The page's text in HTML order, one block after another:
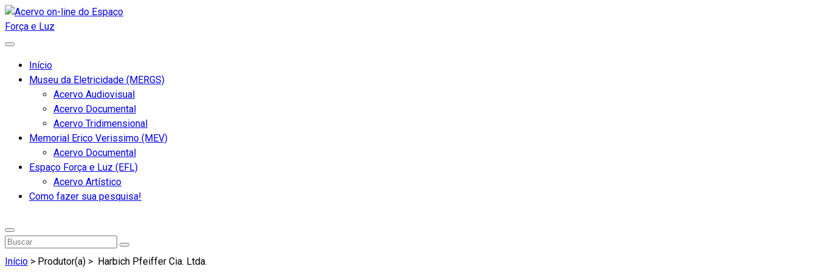
Início
Museu da Eletricidade (MERGS)
Acervo Audiovisual
Acervo Documental
Acervo Tridimensional
Memorial Erico Verissimo (MEV)
Acervo Documental
Espaço Força e Luz (EFL)
Acervo Artístico
Como fazer sua pesquisa!
Início > Produtor(a) > Harbich Pfeiffer Cia. Ltda.